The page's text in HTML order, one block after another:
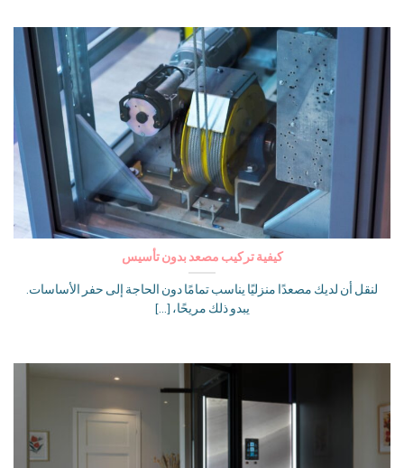
كيفية تركيب مصعد بدون تأسيس
لنقل أن لديك مصعدًا منزليًا يناسب تمامًا دون الحاجة إلى حفر الأساسات.
يبدو ذلك مريحًا، [...]